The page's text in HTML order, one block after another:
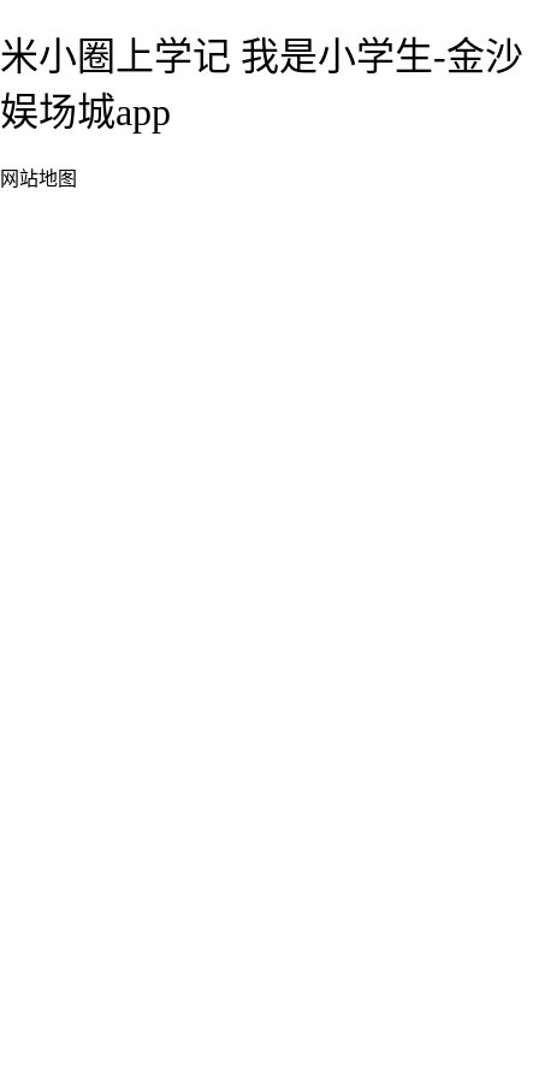
米小圈上学记 我是小学生-金沙
娱场城app
网站地图